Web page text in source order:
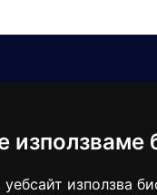
използваме
уебсайт използва
43